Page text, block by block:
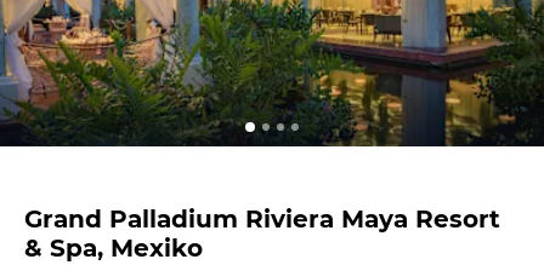
Grand Palladium Riviera Maya Resort
& Spa, Mexiko